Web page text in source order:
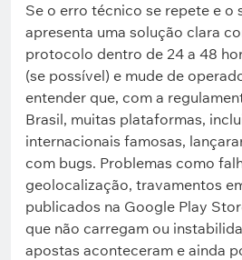
Se o erro técnico se repete e o
apresenta uma solução clara
protocolo dentro de 24 a 48
(se possível) e mude de
entender que, com a
Brasil, muitas plataformas,
internacionais famosas,
com bugs. Problemas como
geolocalização, travamentos
publicados na Google Play
que não carregam ou
apostas aconteceram e ainda